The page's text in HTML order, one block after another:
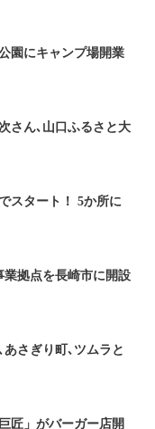
園にキャンプ場開業
さん､山口ふるさと大
スタート！ 5か所に
業拠点を長崎市に開設
さぎり町､ツムラと
匠」がバーガー店開